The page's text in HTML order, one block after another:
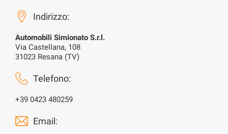
Indirizzo:
Automobili Simionato S.r.l.
Via Castellana, 108
31023 Resana (TV)
Telefono:
+39 0423 480259
Email: